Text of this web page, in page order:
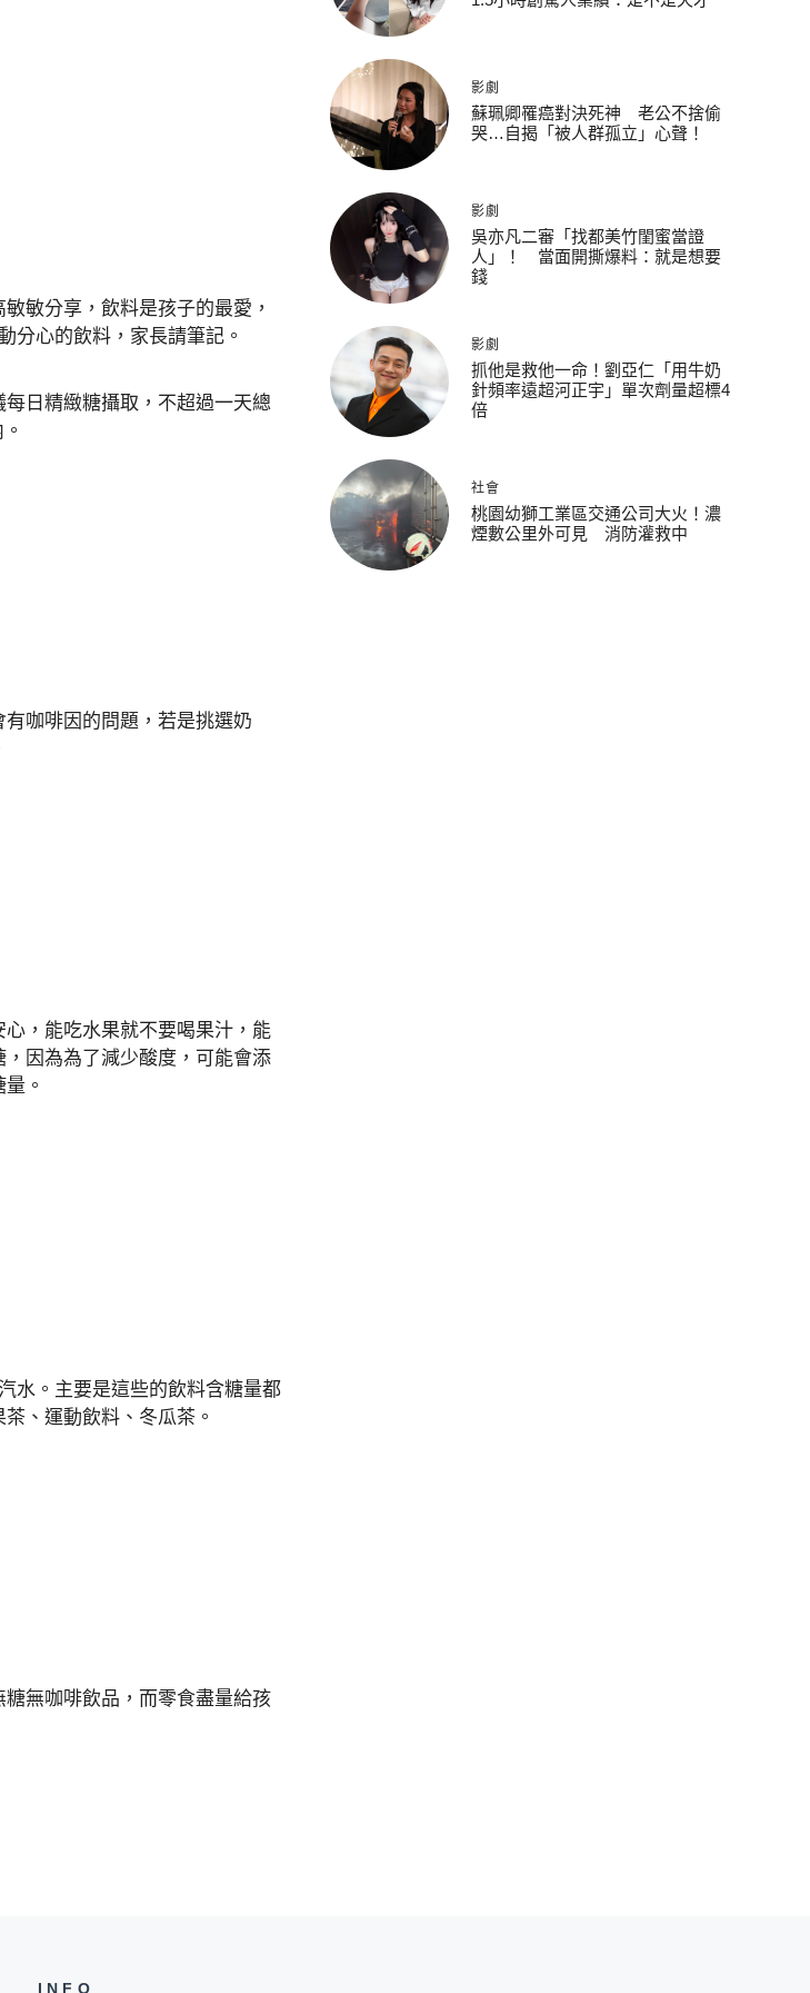
敏分享，飲料是孩子的最愛，
分心的飲料，家長請筆記。
日精緻糖攝取，不超過一天總
咖啡因的問題，若是挑選奶
，能吃水果就不要喝果汁，能
因為為了減少酸度，可能會添
。
水。主要是這些的飲料含糖量都
、運動飲料、冬瓜茶。
無咖啡飲品，而零食盡量給孩
影劇
蘇珮卿罹癌對決死神 老公不捨偷
哭…自揭「被人群孤立」心聲！
影劇
吳亦凡二審「找都美竹閨蜜當證
人」！ 當面開撕爆料：就是想要
錢
影劇
抓他是救他一命！劉亞仁「用牛奶
針頻率遠超河正宇」單次劑量超標4
倍
社會
桃園幼獅工業區交通公司大火！濃
煙數公里外可見 消防灌救中
INFO